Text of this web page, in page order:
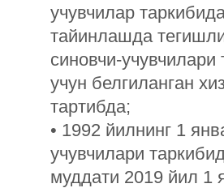
учувчилар
тайинлашда
синовчи-учувчилари
учун белгиланган
тартибда;
• 1992 йилнинг 1
учувчилари
муддати 2019 йил 1